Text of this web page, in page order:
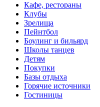
Кафе, рестораны
Клубы
Зрелища
Пейнтбол
Боулинг и бильярд
Школы танцев
Детям
Покупки
Базы отдыха
Горячие источники
Гостиницы